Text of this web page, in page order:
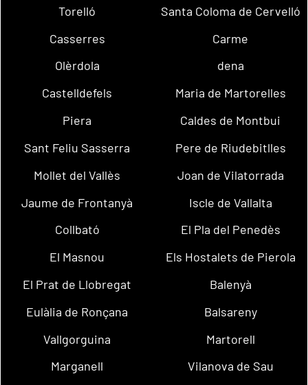
Torelló
Santa Coloma de Cervelló
Casserres
Carme
Olèrdola
dena
Castelldefels
Maria de Martorelles
Piera
Caldes de Montbui
Sant Feliu Sasserra
Pere de Riudebitlles
Mollet del Vallès
Joan de Vilatorrada
Jaume de Frontanyà
Iscle de Vallalta
Collbató
El Pla del Penedès
El Masnou
Els Hostalets de Pierola
El Prat de Llobregat
Balenyà
Eulàlia de Ronçana
Balsareny
Vallgorguina
Martorell
Marganell
Vilanova de Sau